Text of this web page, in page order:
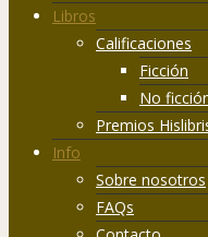
Libros
Calificaciones
Ficción
No
Premios
Info
Sobre nosotros
FAQs